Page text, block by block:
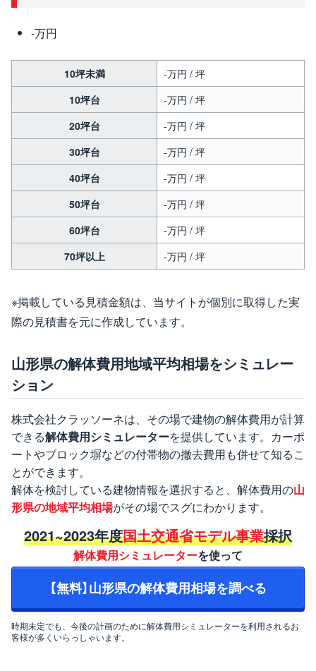
-万円
10坪未満
-万円 / 坪
10坪台
-万円 / 坪
20坪台
-万円 / 坪
30坪台
-万円 / 坪
40坪台
-万円 / 坪
50坪台
-万円 / 坪
60坪台
-万円 / 坪
70坪以上
-万円 / 坪
※掲載している見積金額は、当サイトが個別に取得した実
際の見積書を元に作成しています。
山形県の解体費用地域平均相場をシミュレー
ション
株式会社クラッソーネは、その場で建物の解体費用が計算
できる解体費用シミュレーターを提供しています。カーポ
ートやブロック塀などの付帯物の撤去費用も併せて知るこ
とができます。
解体を検討している建物情報を選択すると、解体費用の山
形県の地域平均相場がその場でスグにわかります。
2021~2023年度国土交通省モデル事業採択
解体費用シミュレーターを使って
【無料】山形県の解体費用相場を調べる
時期未定でも、今後の計画のために解体費用シミュレーターを利用されるお
客様が多くいらっしゃいます。